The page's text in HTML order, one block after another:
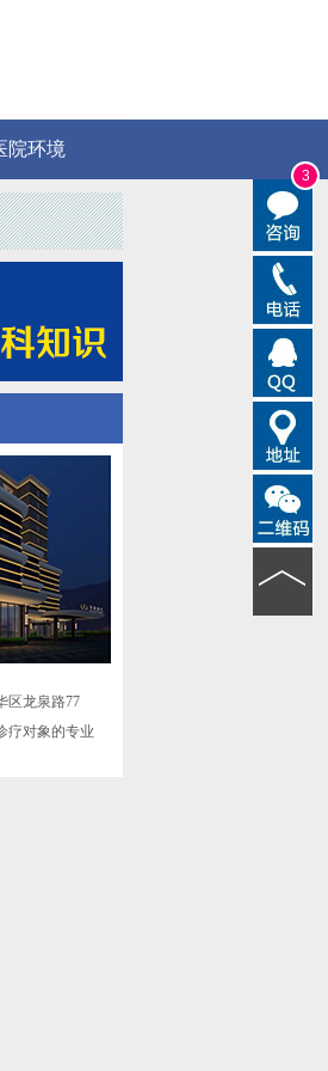
3
院环境
区龙泉路77
疗对象的专业